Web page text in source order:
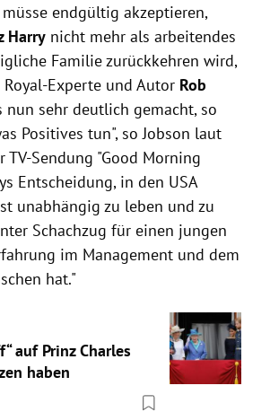
müsse endgültig akzeptieren,
Harry nicht mehr als arbeitendes
Familie zurückkehren wird,
Experte und Autor Rob
nun sehr deutlich gemacht, so
Positives tun", so Jobson laut
Sendung "Good Morning
Entscheidung, in den USA
unabhängig zu leben und zu
Schachzug für einen jungen
im Management und dem
hat."
auf Prinz Charles
haben